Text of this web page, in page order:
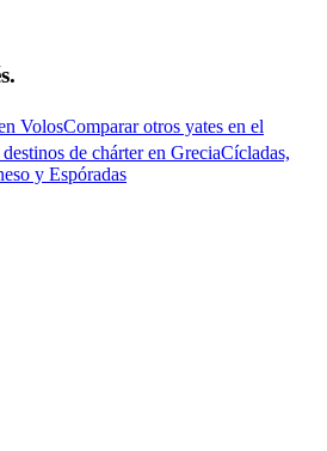
VolosComparar otros yates en el
de chárter en GreciaCícladas,
y Espóradas